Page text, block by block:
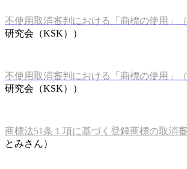
不使用取消審判における「商標の使用」（
研究会（KSK））
不使用取消審判における「商標の使用」（
研究会（KSK））
商標法51条１項に基づく登録商標の取消
とみさん）